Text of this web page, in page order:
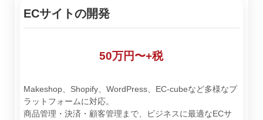
ECサイトの開発
50万円〜+税
Makeshop、Shopify、WordPress、EC-cubeなど多様なプ
ラットフォームに対応。
商品管理・決済・顧客管理まで、ビジネスに最適なECサ